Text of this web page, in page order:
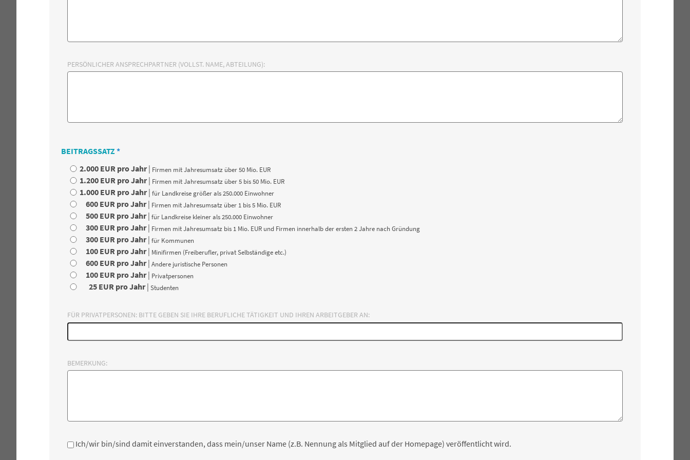
PERSÖNLICHER ANSPRECHPARTNER (VOLLST. NAME, ABTEILUNG):
BEITRAGSSATZ*
2.000 EUR pro Jahr| Firmen mit Jahresumsatz über 50 Mio. EUR
1.200 EUR pro Jahr| Firmen mit Jahresumsatz über 5 bis 50 Mio. EUR
1.000 EUR pro Jahr| für Landkreise größer als 250.000 Einwohner
600 EUR pro Jahr| Firmen mit Jahresumsatz über 1 bis 5 Mio. EUR
500 EUR pro Jahr| für Landkreise kleiner als 250.000 Einwohner
300 EUR pro Jahr| Firmen mit Jahresumsatz bis 1 Mio. EUR und Firmen innerhalb der ersten 2 Jahre nach Gründung
300 EUR pro Jahr| für Kommunen
100 EUR pro Jahr| Minifirmen (Freiberufler, privat Selbständige etc.)
600 EUR pro Jahr| Andere juristische Personen
100 EUR pro Jahr| Privatpersonen
25 EUR pro Jahr| Studenten
FÜR PRIVATPERSONEN: BITTE GEBEN SIE IHRE BERUFLICHE TÄTIGKEIT UND IHREN ARBEITGEBER AN:
BEMERKUNG:
Ich/wir bin/sind damit einverstanden, dass mein/unser Name (z.B. Nennung als Mitglied auf der Homepage) veröffentlicht wird.